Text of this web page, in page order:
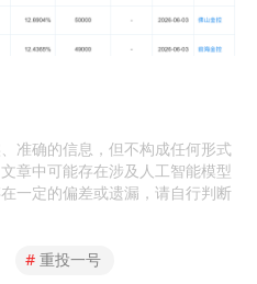
准确的信息，但不构成任何形式
章中可能存在涉及人工智能模型
一定的偏差或遗漏，请自行判断
# 重投一号